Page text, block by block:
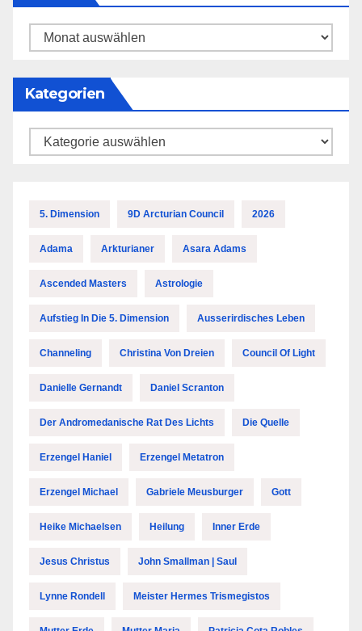
Archiv
Kategorien
Kategorien
5. Dimension 9D Arcturian Council 2026
Adama Arkturianer Asara Adams
Ascended Masters Astrologie
Aufstieg In Die 5. Dimension Ausserirdisches Leben
Channeling Christina Von Dreien Council Of Light
Danielle Gernandt Daniel Scranton
Der Andromedanische Rat Des Lichts Die Quelle
Erzengel Haniel Erzengel Metatron
Erzengel Michael Gabriele Meusburger Gott
Heike Michaelsen Heilung Inner Erde
Jesus Christus John Smallman | Saul
Lynne Rondell Meister Hermes Trismegistos